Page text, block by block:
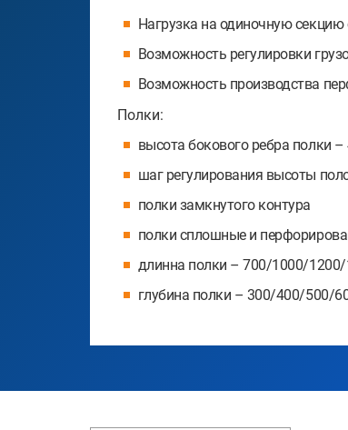
Нагрузка на одиночную секцию
Возможность регулировки
Возможность производства
Полки:
высота бокового ребра полки
шаг регулирования высоты
полки замкнутого контура
полки сплошные и
длинна полки – 700/1000/
глубина полки – 300/400/500/